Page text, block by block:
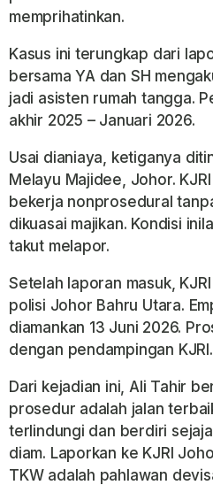
memprihatinkan.
Kasus ini terungkap dari
bersama YA dan SH
jadi asisten rumah tangga.
akhir 2025 – Januari 2026.
Usai dianiaya, ketiganya
Melayu Majidee, Johor.
bekerja nonprosedural
dikuasai majikan. Kondisi
takut melapor.
Setelah laporan masuk,
polisi Johor Bahru Utara.
diamankan 13 Juni 2026.
dengan pendampingan KJRI.
Dari kejadian ini, Ali Tahir
prosedur adalah jalan
terlindungi dan berdiri
diam. Laporkan ke KJRI
TKW adalah pahlawan